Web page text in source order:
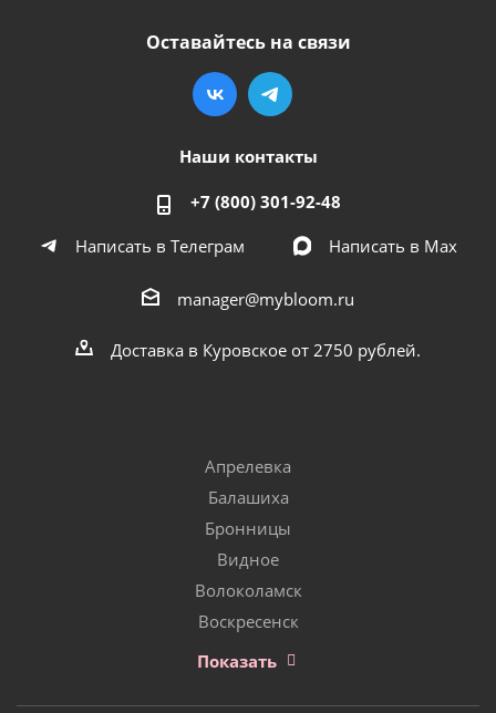
Оставайтесь на связи
Наши контакты
+7 (800) 301-92-48
Написать в Телеграм
Написать в Мах
manager@mybloom.ru
Доставка в Куровское от 2750 рублей.
Апрелевка
Балашиха
Бронницы
Видное
Волоколамск
Воскресенск
Показать